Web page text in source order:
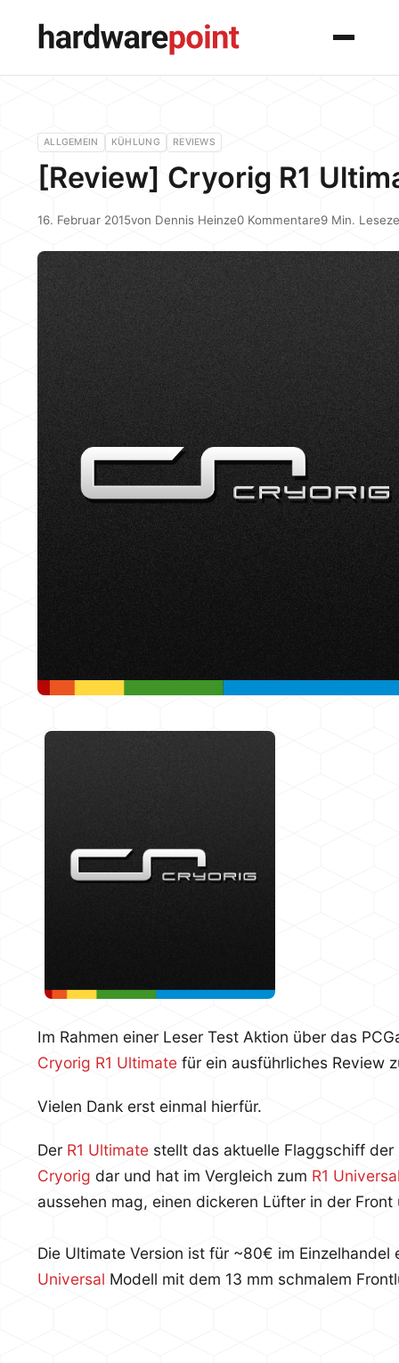
Menü
ALLGEMEIN KÜHLUNG REVIEWS
[Review] Cryorig R1
16. Februar 2015von Dennis Heinze0 Kommentare9 Min.
Im Rahmen einer Leser Test Aktion über das
Cryorig R1 Ultimatefür ein ausführliches Review
Vielen Dank erst einmal hierfür.
Der R1 Ultimatestellt das aktuelle Flaggschiff der
Cryorig dar und hat im Vergleich zum R1
aussehen mag, einen dickeren Lüfter in der
Die Ultimate Version ist für ~80€ im
Universal Modell mit dem 13 mm schmalem